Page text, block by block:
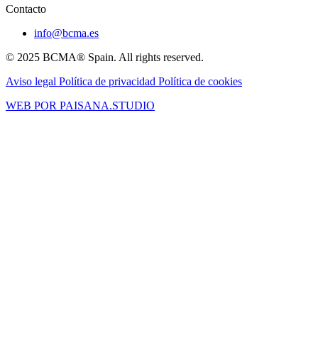
Contacto
info@bcma.es
© 2025 BCMA® Spain. All rights reserved.
Aviso legal Política de privacidad Política de cookies
WEB POR PAISANA.STUDIO